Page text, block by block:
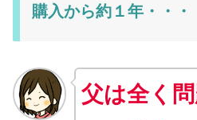
購入から約１年・・・
父は全く